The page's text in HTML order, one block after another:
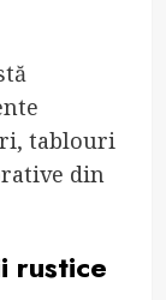
tablouri
din
rustice